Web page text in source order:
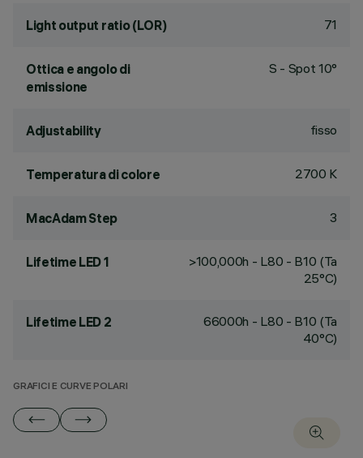
Light output ratio (LOR) 71
Ottica e angolo di
emissione
S - Spot 10°
Adjustability fisso
Temperatura di colore 2700 K
MacAdam Step 3
Lifetime LED 1
>100,000h - L80 - B10 (Ta
25°C)
Lifetime LED 2
66000h - L80 - B10 (Ta
40°C)
GRAFICI E CURVE POLARI